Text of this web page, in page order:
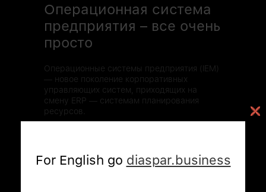
Операционная система
предприятия – все очень
просто
Операционные системы предприятия (IEM)
— новое поколение корпоративных
управляющих систем, приходящих на
смену ERP — системам планирования
ресурсов.
For English go diaspar.business